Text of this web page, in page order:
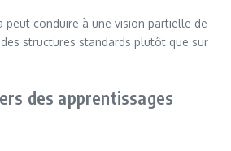
peut conduire à une vision partielle de
structures standards plutôt que sur
des apprentissages